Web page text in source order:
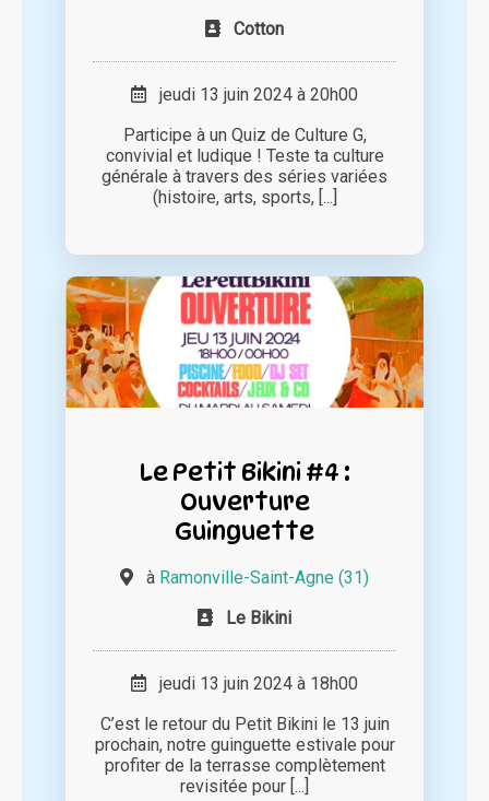
Cotton
jeudi 13 juin 2024 à 20h00
Participe à un Quiz de Culture G,
convivial et ludique ! Teste ta culture
générale à travers des séries variées
(histoire, arts, sports, [...]
Le Petit Bikini #4 :
Ouverture
Guinguette
à Ramonville-Saint-Agne (31)
Le Bikini
jeudi 13 juin 2024 à 18h00
C’est le retour du Petit Bikini le 13 juin
prochain, notre guinguette estivale pour
profiter de la terrasse complètement
revisitée pour [...]